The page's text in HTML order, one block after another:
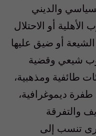
والديني
أو الاحتلال
أو ضيق عليها
شيعي وقضية
طائفية ومذهبية،
ديموغرافية،
والتفرقة
تنسب إلى